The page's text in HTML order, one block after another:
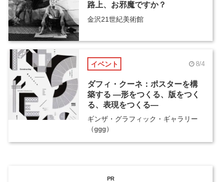
路上、お邪魔ですか？
金沢21世紀美術館
イベント 8/4
ダフィ・クーネ：ポスターを構
築する ―形をつくる、版をつく
る、表現をつくる―
ギンザ・グラフィック・ギャラリー
（ggg）
PR